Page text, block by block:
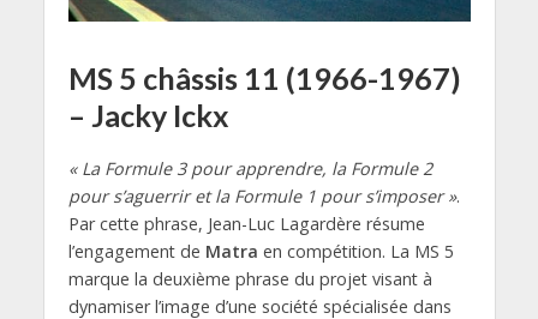
MS 5 châssis 11 (1966-1967)
– Jacky Ickx
« La Formule 3 pour apprendre, la Formule 2
pour s’aguerrir et la Formule 1 pour s’imposer ».
Par cette phrase, Jean-Luc Lagardère résume
l’engagement de Matra en compétition. La MS 5
marque la deuxième phrase du projet visant à
dynamiser l’image d’une société spécialisée dans